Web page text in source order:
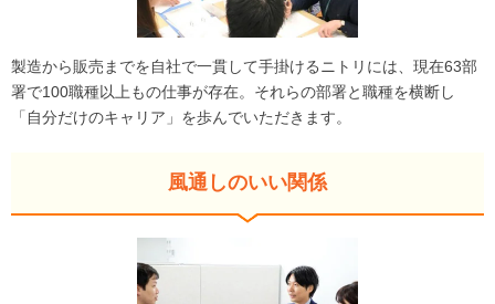
製造から販売までを自社で一貫して手掛けるニトリには、現在63部
署で100職種以上もの仕事が存在。それらの部署と職種を横断し
「自分だけのキャリア」を歩んでいただきます。
風通しのいい関係